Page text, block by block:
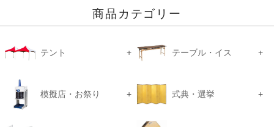
商品カテゴリー
テント テーブル・イス
模擬店・お祭り 式典・選挙